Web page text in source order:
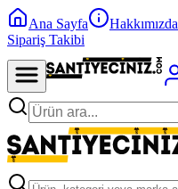
Ana Sayfa Hakkımızda
Sipariş Takibi